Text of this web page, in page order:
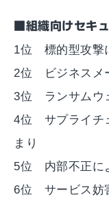
■組織向けセキ
1位 標的型攻撃
2位 ビジネスメ
3位 ランサムウ
4位 サプライチ
まり
5位 内部不正に
6位 サービス妨